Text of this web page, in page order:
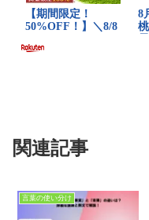
関連記事
言葉の使い分け